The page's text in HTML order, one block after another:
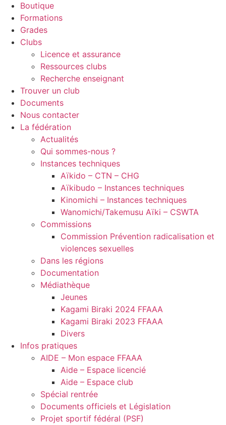
Boutique
Formations
Grades
Clubs
Licence et assurance
Ressources clubs
Recherche enseignant
Trouver un club
Documents
Nous contacter
La fédération
Actualités
Qui sommes-nous ?
Instances techniques
Aïkido – CTN – CHG
Aïkibudo – Instances techniques
Kinomichi – Instances techniques
Wanomichi/Takemusu Aïki – CSWTA
Commissions
Commission Prévention radicalisation et
violences sexuelles
Dans les régions
Documentation
Médiathèque
Jeunes
Kagami Biraki 2024 FFAAA
Kagami Biraki 2023 FFAAA
Divers
Infos pratiques
AIDE – Mon espace FFAAA
Aide – Espace licencié
Aide – Espace club
Spécial rentrée
Documents officiels et Législation
Projet sportif fédéral (PSF)